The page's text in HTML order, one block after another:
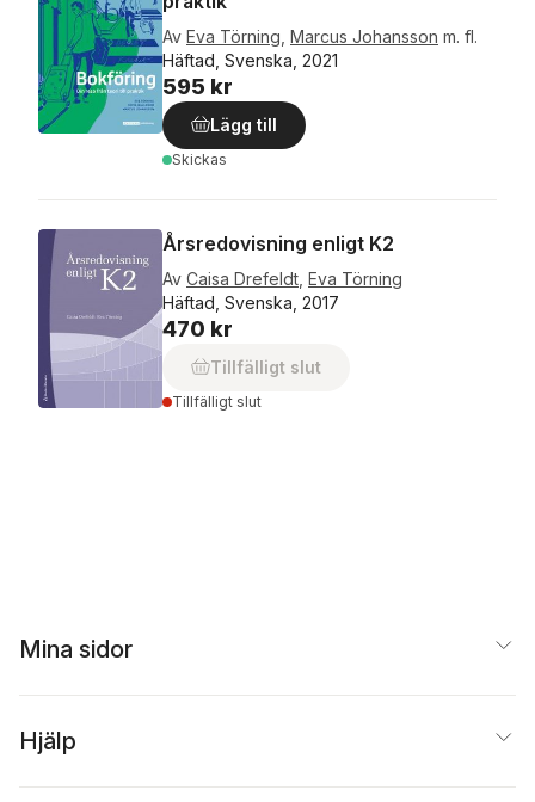
Av Eva Törning Marcus Johansson m. fl.
Häftad, Svenska, 2021
595 kr
Lägg till
Skickas
Årsredovisning enligt K2
Av Caisa Drefeldt Eva Törning
Häftad, Svenska, 2017
470 kr
Tillfälligt slut
Tillfälligt slut
Mina sidor
Hjälp